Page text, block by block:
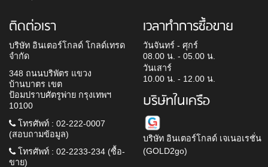
ติดต่อเรา
บริษัท อินเตอร์โกลด์ โกลด์เทรด
จำกัด
348 ถนนบริพัตร แขวง
บ้านบาตร เขต
ป้อมปราบศัตรูพ่าย กรุงเทพฯ
10100
โทรศัพท์ : 02-222-0007
(สอบถามข้อมูล)
โทรศัพท์ : 02-2233-234 (ซื้อ-
ขาย)
เวลาทำการซื้อขาย
วันจันทร์ - ศุกร์
08.00 น. - 05.00 น.
วันเสาร์
10.00 น. - 12.00 น.
บริษัทในเครือ
บริษัท อินเตอร์โกลด์ เจเนอเรชั่น
(GOLD2go)